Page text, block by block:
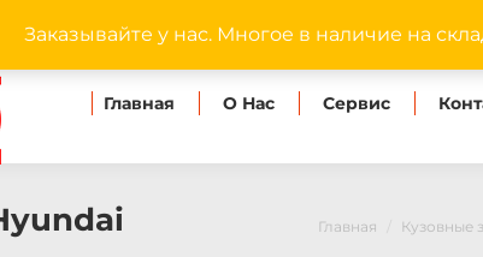
Главная О Нас Сервис
Главная Кузовные
Заказывайте у нас. Многое в наличие на